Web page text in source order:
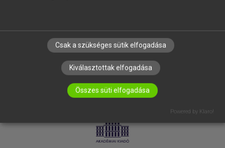
LICENCSZERZŐDÉS ADATVÉDELEM
Csak a szükséges sütik elfogadása
Kiválasztottak elfogadása
Összes süti elfogadása
Powered by Klaro!